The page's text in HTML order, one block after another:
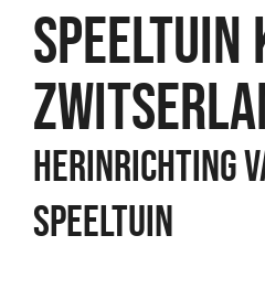
Herinrichting
speeltuin